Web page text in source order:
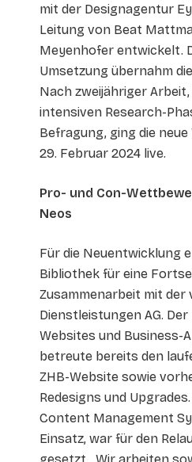
mit der Designagentur
Leitung von Beat
Meyenhofer entwickelt.
Umsetzung übernahm
Nach zweijähriger
intensiven Research-
Befragung, ging die
29. Februar 2024 live.
Pro- und Con-
Neos
Für die Neuentwicklung
Bibliothek für eine
Zusammenarbeit mit der
Dienstleistungen AG.
Websites und Business-
betreute bereits den
ZHB-Website sowie
Redesigns und
Content Management
Einsatz, war für den
gesetzt. „Wir arbeiten